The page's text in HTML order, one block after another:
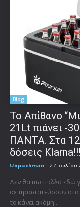
Blog
Το Απίθανο
21Lt πιάνει -
ΠΑΝΤΑ. Στα
δόσεις
Unpackman - 27 Ιουλίου
Δεν θα πω πολλά εδώ
σε προστατεύσουν στο
το κάνει ακόμη...